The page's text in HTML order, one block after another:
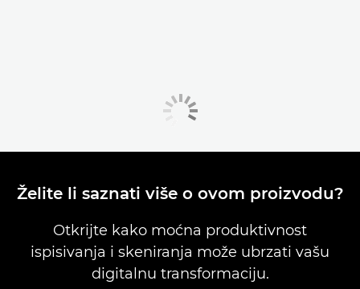
Želite li saznati više o ovom proizvodu?
Otkrijte kako moćna produktivnost
ispisivanja i skeniranja može ubrzati vašu
digitalnu transformaciju.